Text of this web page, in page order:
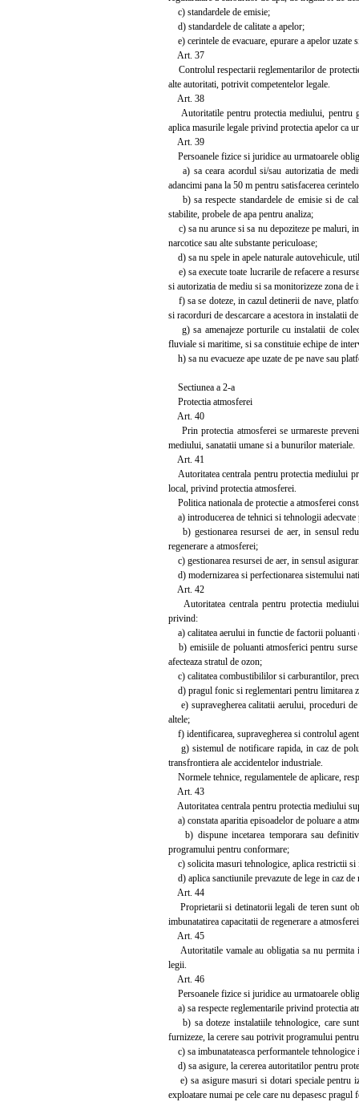
c) standardele de emisie;
d) standardele de calitate a apelor;
e) cerintele de evacuare, epurare a apelor uzate
Art. 37
Controlul respectarii reglementarilor de
alte autoritati, potrivit competentelor legale.
Art. 38
Autoritatile pentru protectia mediului, pentru
aplica masurile legale privind protectia apelor ca
Art. 39
Persoanele fizice si juridice au urmatoarele
a) sa ceara acordul si/sau autorizatia de
adancimi pana la 50 m pentru satisfacerea
b) sa respecte standardele de emisie si de
stabilite, probele de apa pentru analiza;
c) sa nu arunce si sa nu depoziteze pe maluri,
narcotice sau alte substante periculoase;
d) sa nu spele in apele naturale autovehicule,
e) sa execute toate lucrarile de refacere a
si autorizatia de mediu si sa monitorizeze zona de
f) sa se doteze, in cazul detinerii de nave,
si racorduri de descarcare a acestora in instalatii
g) sa amenajeze porturile cu instalatii de
fluviale si maritime, si sa constituie echipe de
h) sa nu evacueze ape uzate de pe nave sau
Sectiunea a 2-a
Protectia atmosferei
Art. 40
Prin protectia atmosferei se urmareste
mediului, sanatatii umane si a bunurilor materiale.
Art. 41
Autoritatea centrala pentru protectia mediului
local, privind protectia atmosferei.
Politica nationala de protectie a atmosferei
a) introducerea de tehnici si tehnologii
b) gestionarea resursei de aer, in sensul
regenerare a atmosferei;
c) gestionarea resursei de aer, in sensul
d) modernizarea si perfectionarea sistemului
Art. 42
Autoritatea centrala pentru protectia mediului,
privind:
a) calitatea aerului in functie de factorii poluanti
b) emisiile de poluanti atmosferici pentru
afecteaza stratul de ozon;
c) calitatea combustibililor si carburantilor,
d) pragul fonic si reglementari pentru limitarea
e) supravegherea calitatii aerului, proceduri
altele;
f) identificarea, supravegherea si controlul
g) sistemul de notificare rapida, in caz de
transfrontiera ale accidentelor industriale.
Normele tehnice, regulamentele de aplicare,
Art. 43
Autoritatea centrala pentru protectia mediului
a) constata aparitia episoadelor de poluare a
b) dispune incetarea temporara sau
programului pentru conformare;
c) solicita masuri tehnologice, aplica restrictii
d) aplica sanctiunile prevazute de lege in caz de
Art. 44
Proprietarii si detinatorii legali de teren sunt
imbunatatirea capacitatii de regenerare a
Art. 45
Autoritatile vamale au obligatia sa nu permita
legii.
Art. 46
Persoanele fizice si juridice au urmatoarele
a) sa respecte reglementarile privind protectia
b) sa doteze instalatiile tehnologice, care
furnizeze, la cerere sau potrivit programului
c) sa imbunatateasca performantele
d) sa asigure, la cererea autoritatilor pentru
e) sa asigure masuri si dotari speciale pentru
exploatare numai pe cele care nu depasesc pragul